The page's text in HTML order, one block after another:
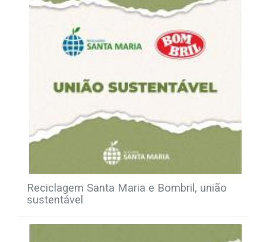
Reciclagem Santa Maria e Bombril, união
sustentável